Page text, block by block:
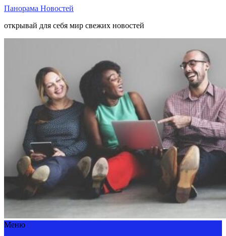
Панорама Новостей
открывай для себя мир свежих новостей
Меню